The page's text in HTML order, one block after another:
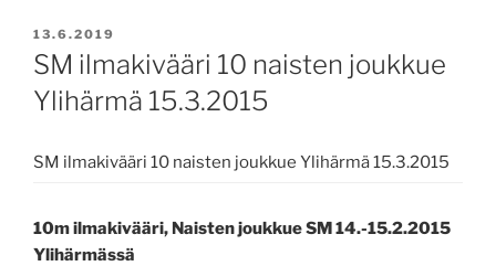
JULKAISTU
13.6.2019
SM ilmakivääri 10 naisten joukkue
Ylihärmä 15.3.2015
SM ilmakivääri 10 naisten joukkue Ylihärmä 15.3.2015
10m ilmakivääri, Naisten joukkue SM 14.-15.2.2015
Ylihärmässä